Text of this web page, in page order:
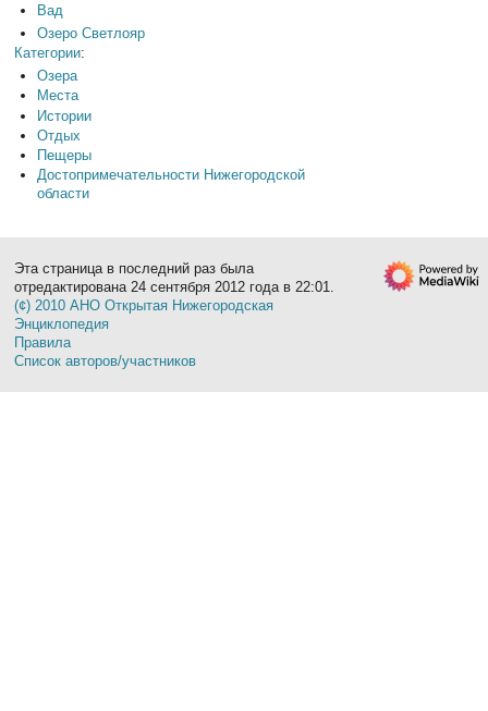
Вад
Озеро Светлояр
Категории:
Озера
Места
Истории
Отдых
Пещеры
Достопримечательности Нижегородской
области
Эта страница в последний раз была
отредактирована 24 сентября 2012 года в 22:01.
(¢) 2010 АНО Открытая Нижегородская
Энциклопедия
Правила
Список авторов/участников